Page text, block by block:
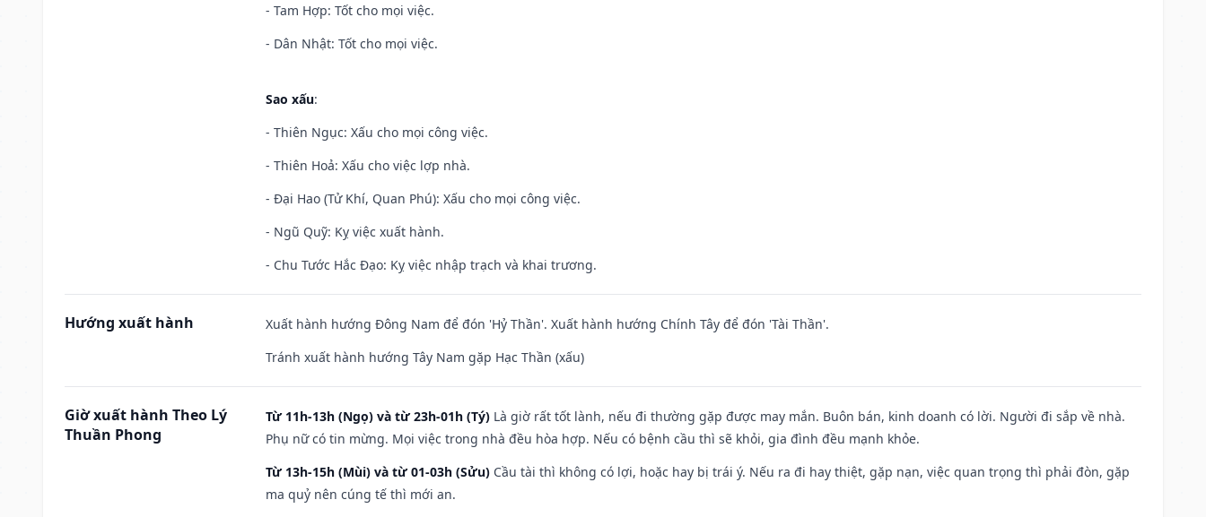
- Tam Hợp: Tốt cho mọi việc.
- Dân Nhật: Tốt cho mọi việc.
Sao xấu:
- Thiên Ngục: Xấu cho mọi công việc.
- Thiên Hoả: Xấu cho việc lợp nhà.
- Đại Hao (Tử Khí, Quan Phú): Xấu cho mọi công việc.
- Ngũ Quỹ: Kỵ việc xuất hành.
- Chu Tước Hắc Đạo: Kỵ việc nhập trạch và khai trương.
Hướng xuất hành
Xuất hành hướng Đông Nam để đón 'Hỷ Thần'. Xuất hành hướng Chính Tây để đón 'Tài Thần'.
Tránh xuất hành hướng Tây Nam gặp Hạc Thần (xấu)
Giờ xuất hành Theo Lý
Thuần Phong
Từ 11h-13h (Ngọ) và từ 23h-01h (Tý) Là giờ rất tốt lành, nếu đi thường gặp được may mắn. Buôn bán, kinh doanh có lời. Người đi sắp về nhà.
Phụ nữ có tin mừng. Mọi việc trong nhà đều hòa hợp. Nếu có bệnh cầu thì sẽ khỏi, gia đình đều mạnh khỏe.
Từ 13h-15h (Mùi) và từ 01-03h (Sửu) Cầu tài thì không có lợi, hoặc hay bị trái ý. Nếu ra đi hay thiệt, gặp nạn, việc quan trọng thì phải đòn, gặp
ma quỷ nên cúng tế thì mới an.